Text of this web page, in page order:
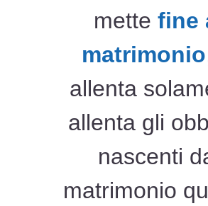
mette fine
matrimonio
allenta
allenta gli
nascenti
matrimonio